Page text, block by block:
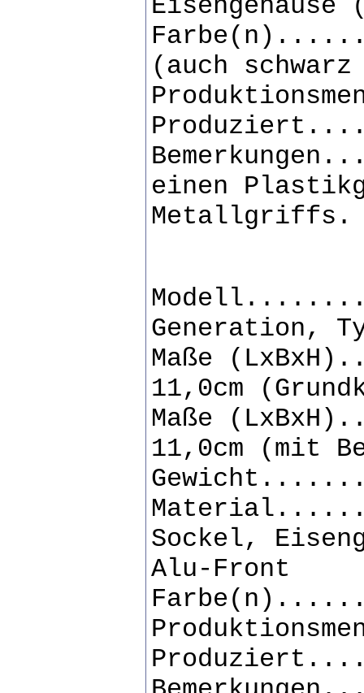
(auch
einen
Metallgriffs.
Generation,
Maße
11,0cm
Maße
11,0cm (mit
Sockel,
Alu-Front